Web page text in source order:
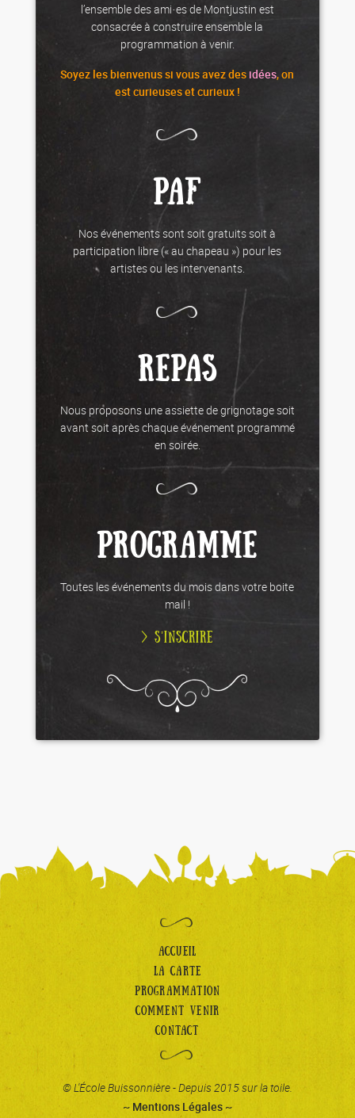
l’ensemble des ami·es de Montjustin est
consacrée à construire ensemble la
programmation à venir.
Soyez lesbienvenussi vous avez des idées, on
est curieuses et curieux !
PAF
Nos événements sont soit gratuits soit à
participation libre (« au chapeau ») pour les
artistes ou les intervenants.
REPAS
Nous proposons une assiette de grignotage soit
avant soit après chaque événement programmé
en soirée.
PROGRAMME
Toutes les événements du mois dans votre boite
mail !
> S’INSCRIRE
ACCUEIL
LA CARTE
PROGRAMMATION
COMMENT VENIR
CONTACT
© L'École Buissonnière - Depuis 2015 sur la toile.
~ Mentions Légales ~